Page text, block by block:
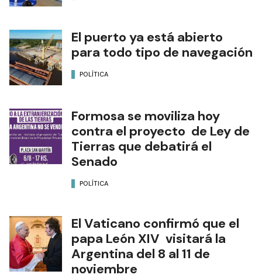
El puerto ya está abierto
para todo tipo de navegación
POLÍTICA
Formosa se moviliza hoy
contra el proyecto de Ley de
Tierras que debatirá el
Senado
POLÍTICA
El Vaticano confirmó que el
papa León XIV visitará la
Argentina del 8 al 11 de
noviembre